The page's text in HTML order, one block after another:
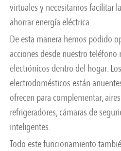
virtuales y necesitamos facilitar
ahorrar energía eléctrica.
De esta manera hemos podido
acciones desde nuestro
electrónicos dentro del hogar.
electrodomésticos están
ofrecen para complementar,
refrigeradores, cámaras de
inteligentes.
Todo este funcionamiento